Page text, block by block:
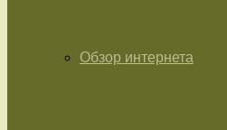
Обзор интернета